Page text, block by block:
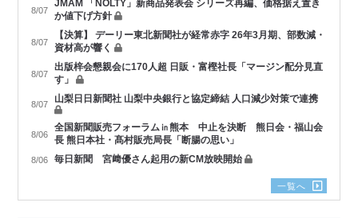
8/07
JMAM 「NOLTY」新商品発表会 シリーズ再編、価格据え置き
か値下げ方針
8/07
【決算】 デーリー東北新聞社が経常赤字 26年3月期、部数減・
資材高が響く
8/07
出版梓会懇親会に170人超 日販・富樫社長「マージン配分見直
す」
8/07 山梨日日新聞社 山梨中央銀行と協定締結 人口減少対策で連携
8/06
全国新聞販売フォーラム㏌熊本 中止を決断 熊日会・福山会
長 熊日本社・髙村販売局長「断腸の思い」
8/06 毎日新聞 宮﨑優さん起用の新CM放映開始
一覧へ